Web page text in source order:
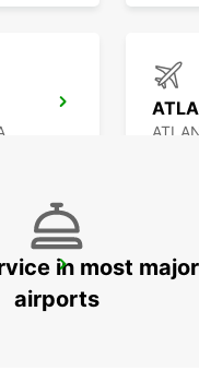
in most major
airports